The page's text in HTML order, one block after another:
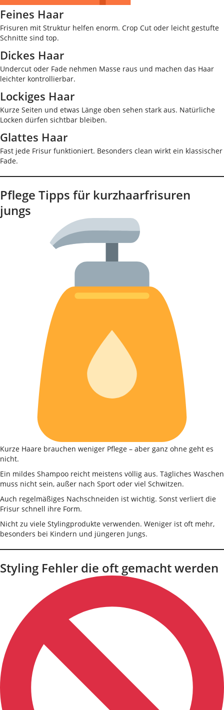
Feines Haar
Frisuren mit Struktur helfen enorm. Crop Cut oder leicht gestufte
Schnitte sind top.
Dickes Haar
Undercut oder Fade nehmen Masse raus und machen das Haar
leichter kontrollierbar.
Lockiges Haar
Kurze Seiten und etwas Länge oben sehen stark aus. Natürliche
Locken dürfen sichtbar bleiben.
Glattes Haar
Fast jede Frisur funktioniert. Besonders clean wirkt ein klassischer
Fade.
Pflege Tipps für kurzhaarfrisuren
jungs
Kurze Haare brauchen weniger Pflege – aber ganz ohne geht es
nicht.
Ein mildes Shampoo reicht meistens völlig aus. Tägliches Waschen
muss nicht sein, außer nach Sport oder viel Schwitzen.
Auch regelmäßiges Nachschneiden ist wichtig. Sonst verliert die
Frisur schnell ihre Form.
Nicht zu viele Stylingprodukte verwenden. Weniger ist oft mehr,
besonders bei Kindern und jüngeren Jungs.
Styling Fehler die oft gemacht werden